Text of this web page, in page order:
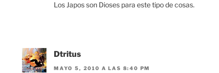
Los Japos son Dioses para este tipo de cosas.
Dtritus
MAYO 5, 2010 A LAS 8:40 PM